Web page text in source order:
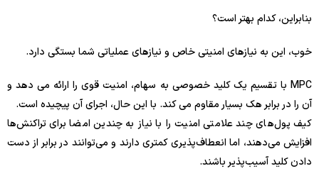
بنابراین، کدام بهتر است؟
خوب، این به نیازهای امنیتی خاص و نیازهای عملیاتی شما بستگی دارد.
MPC با تقسیم یک کلید خصوصی به سهام، امنیت قوی را ارائه می دهد و
آن را در برابر هک بسیار مقاوم می کند. با این حال، اجرای آن پیچیده است.
کیف پول‌های چند علامتی امنیت را با نیاز به چندین امضا برای تراکنش‌ها
افزایش می‌دهند، اما انعطاف‌پذیری کمتری دارند و می‌توانند در برابر از دست
دادن کلید آسیب‌پذیر باشند.